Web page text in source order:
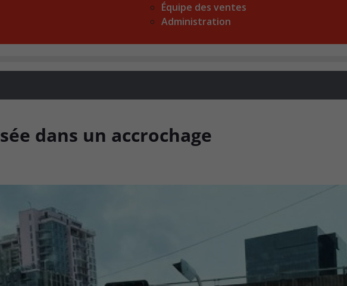
Équipe des ventes
Administration
dans un accrochage